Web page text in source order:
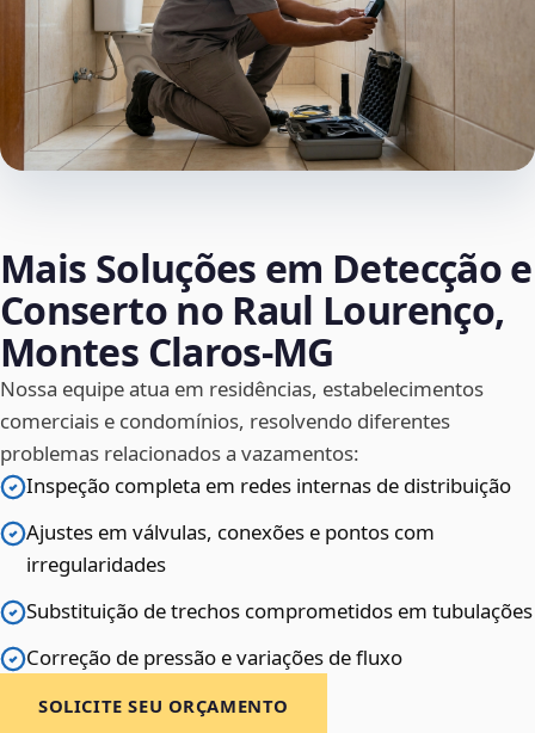
Mais Soluções em Detecção e
Conserto no Raul Lourenço,
Montes Claros‑MG
Nossa equipe atua em residências, estabelecimentos
comerciais e condomínios, resolvendo diferentes
problemas relacionados a vazamentos:
Inspeção completa em redes internas de distribuição
Ajustes em válvulas, conexões e pontos com
irregularidades
Substituição de trechos comprometidos em tubulações
Correção de pressão e variações de fluxo
SOLICITE SEU ORÇAMENTO